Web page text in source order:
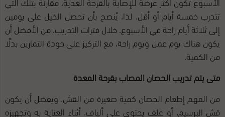
تتدرب خمسة أيام أو أقل. لذا، يُنصح بأن تحصل الخيل على يومين
إلى ثلاثة أيام راحة في الأسبوع. خلال فترات التدريب، من الأفضل أن
يكون هناك يوم عمل ويوم راحة، مع التركيز على جودة التمارين بدلًا
من الكمية.
متى يتم تدريب الحصان المصاب بقرحة المعدة
من المهم إطعام الحصان كمية صغيرة من القش، ويفضل أن يكون
قش البرسيم، أو علف يحتوي على ألياف، أثناء العناية به وتجهيزه